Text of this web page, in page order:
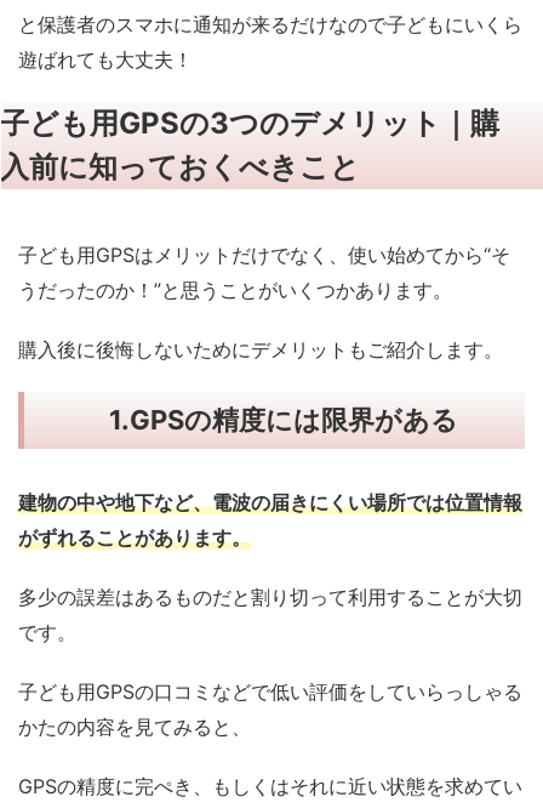
と保護者のスマホに通知が来るだけなので子どもにいくら
遊ばれても大丈夫！
子ども用GPSの3つのデメリット｜購
入前に知っておくべきこと
子ども用GPSはメリットだけでなく、使い始めてから“そ
うだったのか！”と思うことがいくつかあります。
購入後に後悔しないためにデメリットもご紹介します。
1.GPSの精度には限界がある
建物の中や地下など、電波の届きにくい場所では位置情報
がずれることがあります。
多少の誤差はあるものだと割り切って利用することが大切
です。
子ども用GPSの口コミなどで低い評価をしていらっしゃる
かたの内容を見てみると、
GPSの精度に完ぺき、もしくはそれに近い状態を求めてい